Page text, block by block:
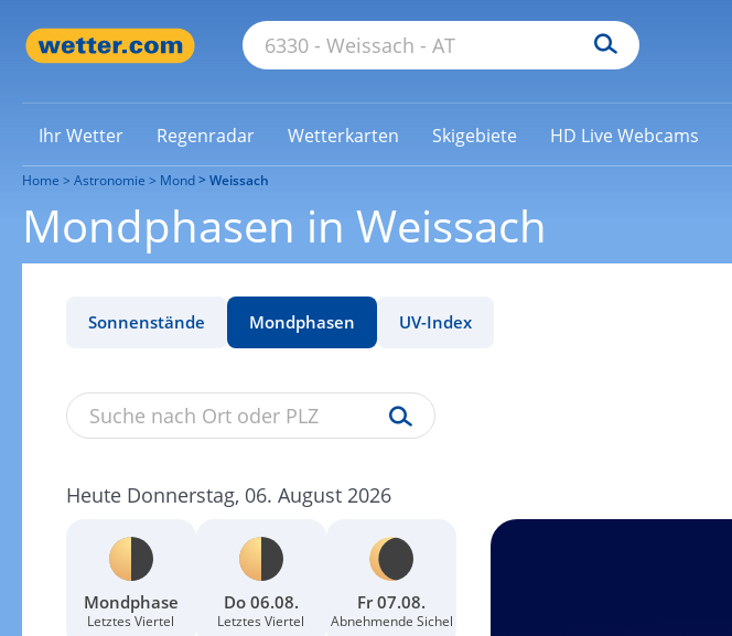
Ihr Wetter Regenradar Wetterkarten Skigebiete HD Live Webcams
Home Astronomie Mond Weissach
Mondphasen in Weissach
Sonnenstände Mondphasen UV-Index
Heute Donnerstag, 06. August 2026
Mondphase
Letztes Viertel
Do 06.08.
Letztes Viertel
Fr 07.08.
Abnehmende Sichel